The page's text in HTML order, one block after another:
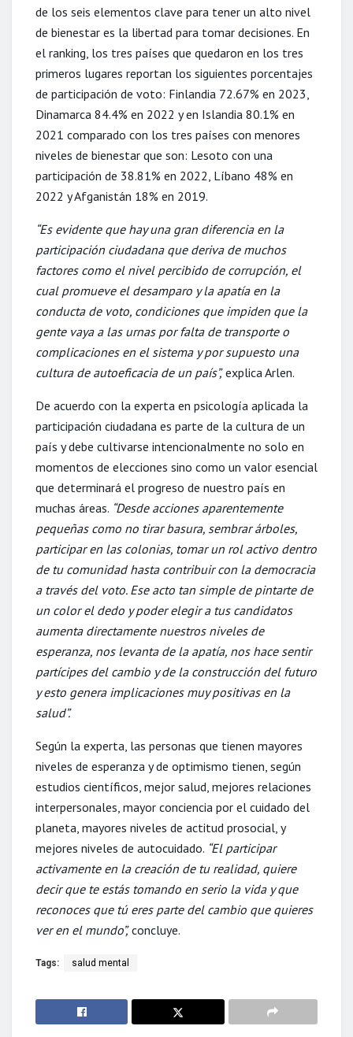
de los seis elementos clave para tener un alto nivel
de bienestar es la libertad para tomar decisiones. En
el ranking, los tres países que quedaron en los tres
primeros lugares reportan los siguientes porcentajes
de participación de voto: Finlandia 72.67% en 2023,
Dinamarca 84.4% en 2022 y en Islandia 80.1% en
2021 comparado con los tres países con menores
niveles de bienestar que son: Lesoto con una
participación de 38.81% en 2022, Líbano 48% en
2022 y Afganistán 18% en 2019.
“Es evidente que hay una gran diferencia en la
participación ciudadana que deriva de muchos
factores como el nivel percibido de corrupción, el
cual promueve el desamparo y la apatía en la
conducta de voto, condiciones que impiden que la
gente vaya a las urnas por falta de transporte o
complicaciones en el sistema y por supuesto una
cultura de autoeficacia de un país”,explica Arlen.
De acuerdo con la experta en psicología aplicada la
participación ciudadana es parte de la cultura de un
país y debe cultivarse intencionalmente no solo en
momentos de elecciones sino como un valor esencial
que determinará el progreso de nuestro país en
muchas áreas. “Desde acciones aparentemente
pequeñas como no tirar basura, sembrar árboles,
participar en las colonias, tomar un rol activo dentro
de tu comunidad hasta contribuir con la democracia
a través del voto. Ese acto tan simple de pintarte de
un color el dedo y poder elegir a tus candidatos
aumenta directamente nuestros niveles de
esperanza, nos levanta de la apatía, nos hace sentir
partícipes del cambio y de la construcción del futuro
y esto genera implicaciones muy positivas en la
salud”.
Según la experta, las personas que tienen mayores
niveles de esperanza y de optimismo tienen, según
estudios científicos, mejor salud, mejores relaciones
interpersonales, mayor conciencia por el cuidado del
planeta, mayores niveles de actitud prosocial, y
mejores niveles de autocuidado. “El participar
activamente en la creación de tu realidad, quiere
decir que te estás tomando en serio la vida y que
reconoces que tú eres parte del cambio que quieres
ver en el mundo”,concluye.
Tags: salud mental